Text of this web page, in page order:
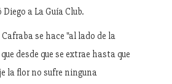
a La Guía Club.
se hace "al lado de la
desde que se extrae hasta que
la flor no sufre ninguna